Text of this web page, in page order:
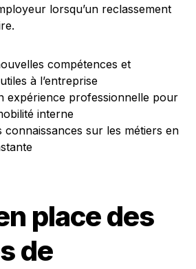
lorsqu’un reclassement
compétences et
à l’entreprise
expérience professionnelle pour
interne
connaissances sur les métiers en
place des
de